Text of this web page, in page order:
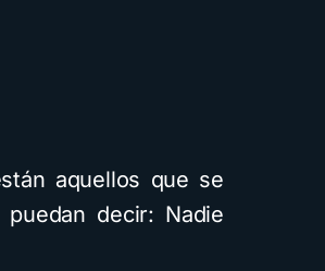
aquellos que se
decir: Nadie